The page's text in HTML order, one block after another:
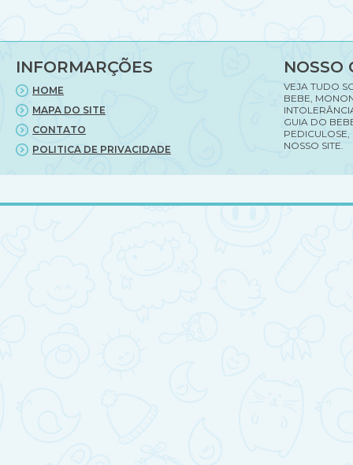
vermelha
e
Minnie
rosa
INFORMARÇÕES
HOME
MAPA DO SITE
CONTATO
POLITICA DE PRIVACIDADE
NOSSO
VEJA TUDO
BEBE,
GUIA DO
PEDICULOSE,
NOSSO SITE.